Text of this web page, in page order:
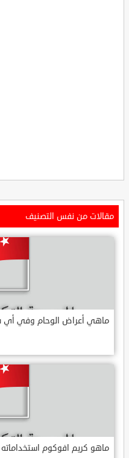
مقالات من نفس التصنيف
ماهي أعراض الوحام وفي أي
ماهو كريم افوكوم استخداماته